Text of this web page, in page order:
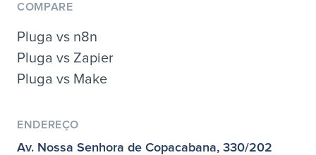
COMPARE
Pluga vs n8n
Pluga vs Zapier
Pluga vs Make
ENDEREÇO
Av. Nossa Senhora de Copacabana, 330/202